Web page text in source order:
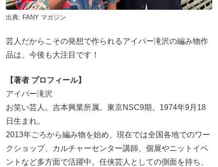
出典: FANY マガジン
芸人だからこその発想で作られるアイパー滝沢の編み物作
品は、今後も大注目です！
【著者 プロフィール】
アイパー滝沢
お笑い芸人。吉本興業所属。東京NSC9期。1974年9月18
日生まれ。
2013年ごろから編み物を始め、現在では全国各地でのワー
クショップ、カルチャーセンター講師、個展やニットイベ
ントなど多方面で活躍中。任侠芸人としての側面を持ち、